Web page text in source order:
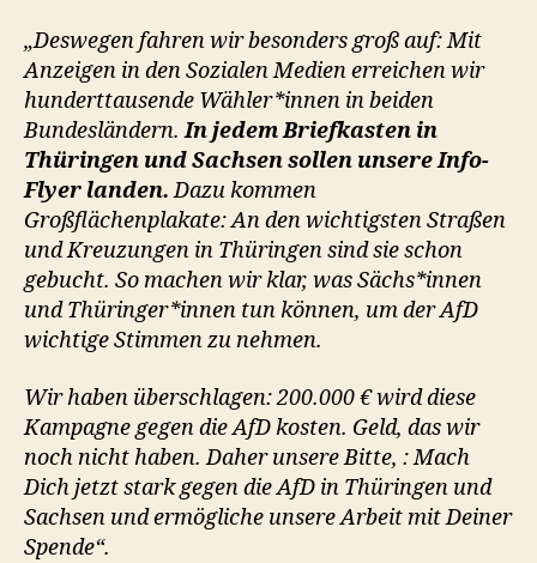
„Deswegen fahren wir besonders groß auf: Mit
Anzeigen in den Sozialen Medien erreichen wir
hunderttausende Wähler*innen in beiden
Bundesländern.In jedem Briefkasten in
Thüringen und Sachsen sollen unsere Info-
Flyer landen.Dazu kommen
Großflächenplakate: An den wichtigsten Straßen
und Kreuzungen in Thüringen sind sie schon
gebucht. So machen wir klar, was Sächs*innen
und Thüringer*innen tun können, um der AfD
wichtige Stimmen zu nehmen.
Wir haben überschlagen: 200.000 € wird diese
Kampagne gegen die AfD kosten. Geld, das wir
noch nicht haben. Daher unsere Bitte, : Mach
Dich jetzt stark gegen die AfD in Thüringen und
Sachsen und ermögliche unsere Arbeit mit Deiner
Spende“.